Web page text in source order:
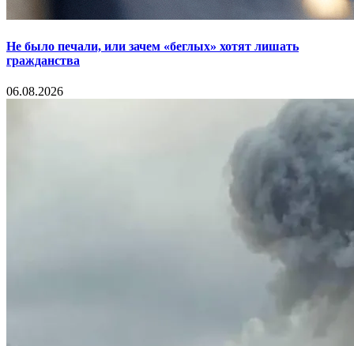
Не было печали, или зачем «беглых» хотят лишать
гражданства
06.08.2026